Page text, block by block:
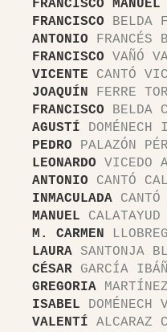
MANUEL
BELDA
FRANCÉS
VAÑÓ
CANTÓ
FERRE
BELDA
DOMÉNECH
PALAZÓN
VICEDO
CANTÓ
CALATAYUD
SANTONJA
GARCÍA
DOMÉNECH
ALCARAZ